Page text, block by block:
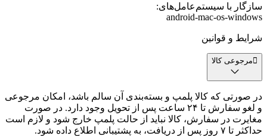
سازگار با سیستم‌عامل‌های:
android-mac-os-windows
شرایط و قوانین
مرجوعی کالا
در صورتی که کالا پلمپ و بسته‌بندی آن سالم باشد، امکان مرجوعی
و لغو سفارش تا ۲۴ ساعت پس از تحویل وجود دارد. در صورت
مغایرت در سفارش، کالا نباید از حالت پلمپ خارج شود و لازم است
حداکثر تا ۷ روز پس از دریافت، به پشتیبانی اطلاع داده شود.